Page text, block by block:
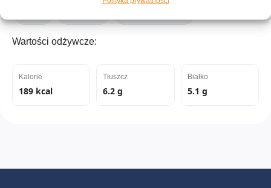
Wartości odżywcze:
Kalorie
189 kcal
Tłuszcz
6.2 g
Białko
5.1 g